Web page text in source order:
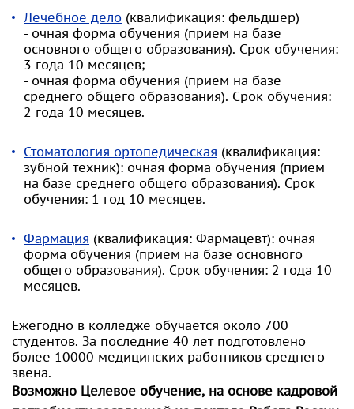
Лечебное дело (квалификация: фельдшер)
- очная форма обучения (прием на базе
основного общего образования). Срок обучения:
3 года 10 месяцев;
- очная форма обучения (прием на базе
среднего общего образования). Срок обучения:
2 года 10 месяцев.
Стоматология ортопедическая (квалификация:
зубной техник): очная форма обучения (прием
на базе среднего общего образования). Срок
обучения: 1 год 10 месяцев.
Фармация (квалификация: Фармацевт): очная
форма обучения (прием на базе основного
общего образования). Срок обучения: 2 года 10
месяцев.
Ежегодно в колледже обучается около 700
студентов. За последние 40 лет подготовлено
более 10000 медицинских работников среднего
звена.
Возможно Целевое обучение, на основе кадровой